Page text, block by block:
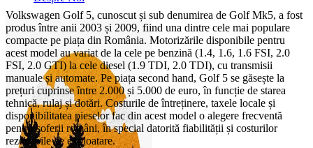
Volkswagen Golf 5, cunoscut și sub denumirea de Golf Mk5, a fost
produs între anii 2003 și 2009, fiind una dintre cele mai populare
compacte pe piața din România. Motorizările disponibile pentru
acest model au variat de la cele pe benzină (1.4, 1.6, 1.6 FSI, 2.0
FSI, 2.0 GTI) la cele diesel (1.9 TDI, 2.0 TDI), cu transmisii
manuale și automate. Pe piața second hand, Golf 5 se găsește la
prețuri cuprinse între 2.000 și 5.000 de euro, în funcție de starea
tehnică, rulaj și dotări. Costurile de întreținere, taxele locale și
disponibilitatea pieselor fac din acest model o alegere frecventă
pentru șoferii români, în special datorită fiabilității și costurilor
rezonabile de exploatare.